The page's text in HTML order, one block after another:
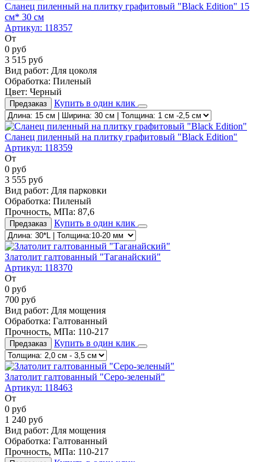
Сланец пиленный на плитку графитовый "Black Edition" 15
см* 30 см
Артикул: 118357
От
0 руб
3 515 руб
Вид работ: Для цоколя
Обработка: Пиленый
Цвет: Черный
Предзаказ Купить в один клик
Сланец пиленный на плитку графитовый "Black Edition"
Артикул: 118359
От
0 руб
3 555 руб
Вид работ: Для парковки
Обработка: Пиленый
Прочность, МПа: 87,6
Предзаказ Купить в один клик
Златолит галтованный "Таганайский"
Артикул: 118370
От
0 руб
700 руб
Вид работ: Для мощения
Обработка: Галтованный
Прочность, МПа: 110-217
Предзаказ Купить в один клик
Златолит галтованный "Серо-зеленый"
Артикул: 118463
От
0 руб
1 240 руб
Вид работ: Для мощения
Обработка: Галтованный
Прочность, МПа: 110-217